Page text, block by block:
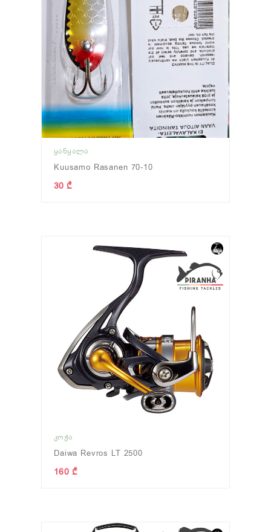
ᲧᲐᲜᲧᲐᲚᲐ
Kuusamo Rasanen 70-10
30 ₾
ᲙᲝᲭᲐ
Daiwa Revros LT 2500
160 ₾